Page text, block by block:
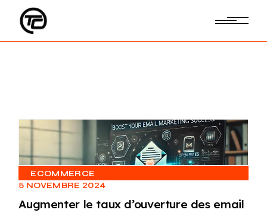
content
ECOMMERCE
5 NOVEMBRE 2024
Augmenter le taux d’ouverture des email